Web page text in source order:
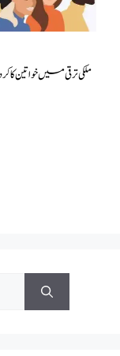
ملکی ترقی میں